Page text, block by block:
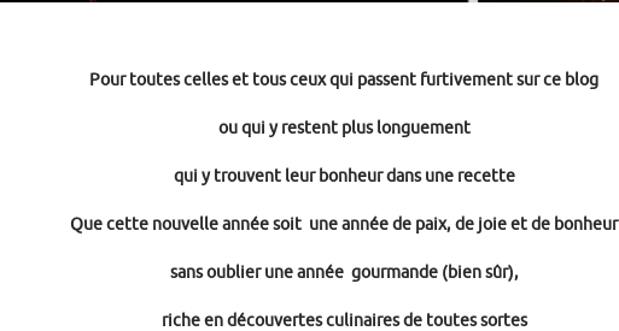
Pour toutes celles et tous ceux qui passent furtivement sur ce blog
ou qui y restent plus longuement
qui y trouvent leur bonheur dans une recette
Que cette nouvelle année soit une année de paix, de joie et de bonheur
sans oublier une année gourmande (bien sûr),
riche en découvertes culinaires de toutes sortes